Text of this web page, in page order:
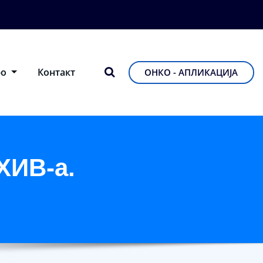
Контакт ОНКО - АПЛИКАЦИЈА
а.